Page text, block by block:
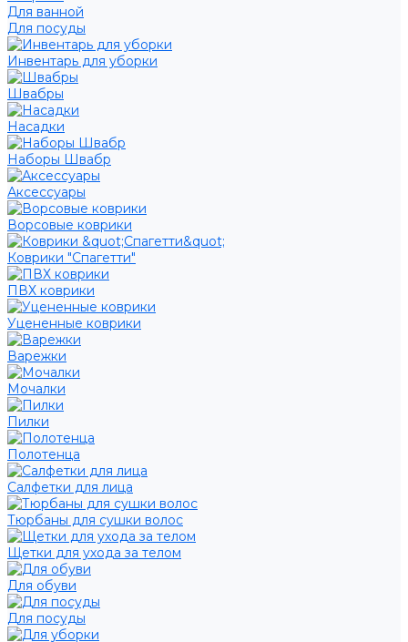
Для ванной
Для посуды
Инвентарь для уборки
Швабры
Насадки
Наборы Швабр
Аксессуары
Ворсовые коврики
Коврики "Спагетти"
ПВХ коврики
Уцененные коврики
Варежки
Мочалки
Пилки
Полотенца
Салфетки для лица
Тюрбаны для сушки волос
Щетки для ухода за телом
Для обуви
Для посуды